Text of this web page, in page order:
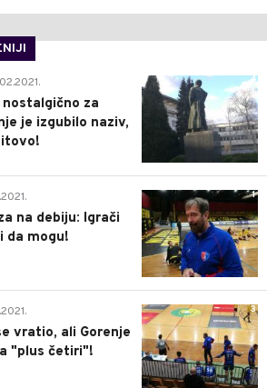
4
za
je izgubilo naziv,
1
na debiju: Igrači
da mogu!
3
vratio, ali Gorenje
"plus četiri"!